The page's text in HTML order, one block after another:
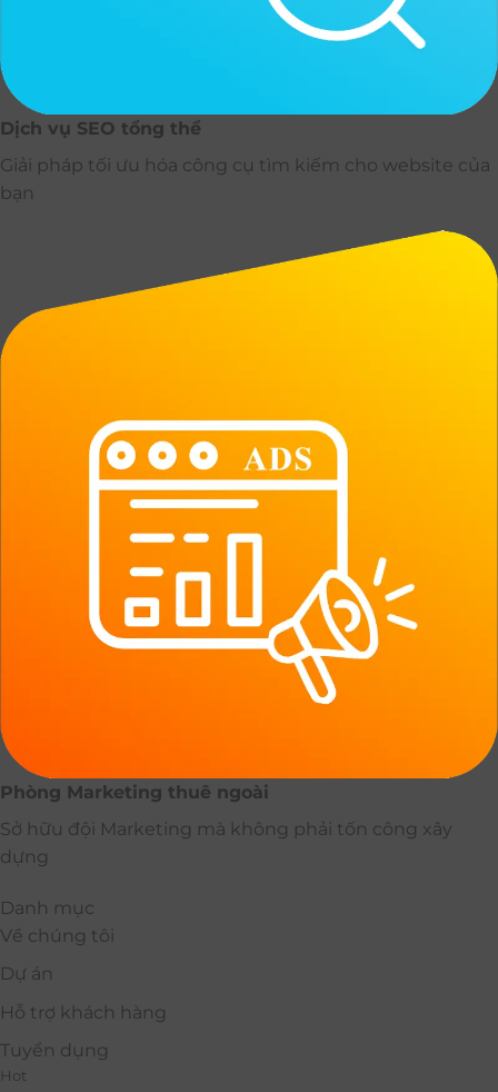
Dịch vụ SEO tổng thể
Giải pháp tối ưu hóa công cụ tìm kiếm cho website của
bạn
Phòng Marketing thuê ngoài
Sở hữu đội Marketing mà không phải tốn công xây
dựng
Danh mục
Về chúng tôi
Dự án
Hỗ trợ khách hàng
Tuyển dụng
Hot